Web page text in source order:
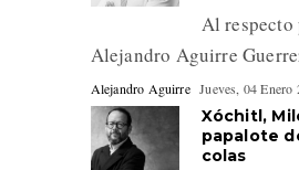
Al respecto
Alejandro Aguirre
Alejandro Aguirre Jueves, 04 Enero
Xóchitl,
papalote
colas